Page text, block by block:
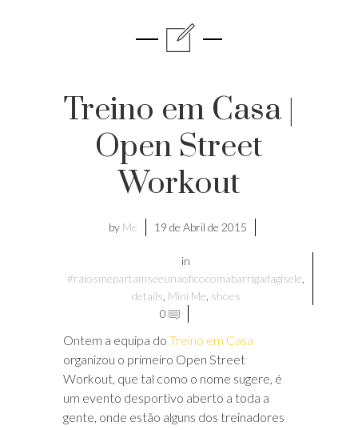
Treino em Casa |
Open Street
Workout
by Me 19 de Abril de 2015
in
#raiosmepartamseeunaoficocomabarrigadagisele
details Mini Me shoes
0
Ontem a equipa do Treino em Casa
organizou o primeiro Open Street
Workout, que tal como o nome sugere, é
um evento desportivo aberto a toda a
gente, onde estão alguns dos treinadores